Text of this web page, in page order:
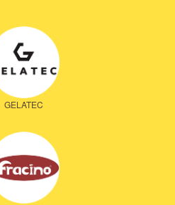
GELATEC